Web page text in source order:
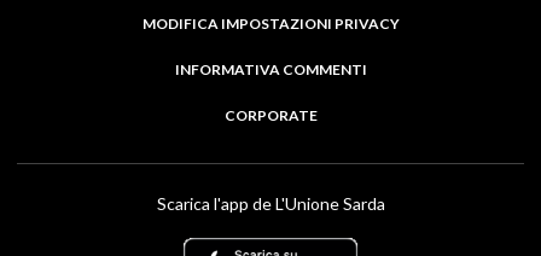
MODIFICA IMPOSTAZIONI PRIVACY
INFORMATIVA COMMENTI
CORPORATE
Scarica l'app de L'Unione Sarda